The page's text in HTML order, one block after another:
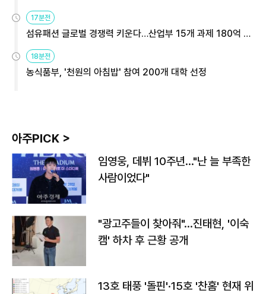
용해야
17분전
섬유패션 글로벌 경쟁력 키운다…산업부 15개 과제 180억 지
원
18분전
농식품부, '천원의 아침밥' 참여 200개 대학 선정
아주PICK >
임영웅, 데뷔 10주년…"난 늘 부족한
사람이었다"
"광고주들이 찾아줘"…진태현, '이숙
캠' 하차 후 근황 공개
13호 태풍 '돌핀'·15호 '찬홈' 현재 위